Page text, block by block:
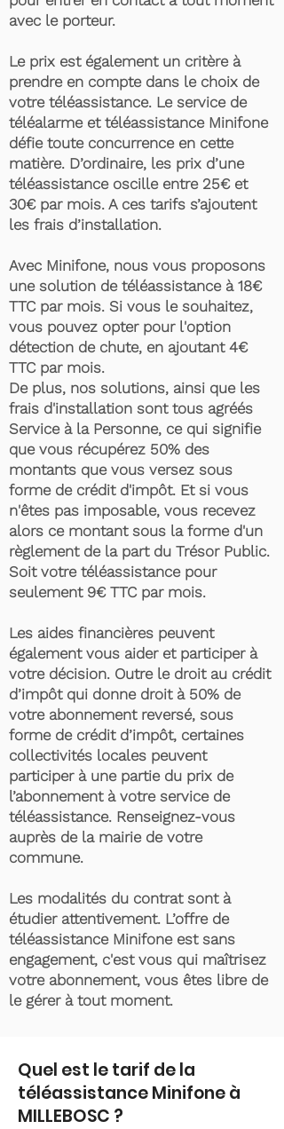
avec le porteur.
Le prix est également un critère à
prendre en compte dans le choix de
votre téléassistance. Le service de
téléalarme et téléassistance Minifone
défie toute concurrence en cette
matière. D’ordinaire, les prix d’une
téléassistance oscille entre 25€ et
30€ par mois. A ces tarifs s’ajoutent
les frais d’installation.
Avec Minifone, nous vous proposons
une solution de téléassistance à 18€
TTC par mois. Si vous le souhaitez,
vous pouvez opter pour l'option
détection de chute, en ajoutant 4€
TTC par mois.
De plus, nos solutions, ainsi que les
frais d'installation sont tous agréés
Service à la Personne, ce qui signifie
que vous récupérez 50% des
montants que vous versez sous
forme de crédit d'impôt. Et si vous
n'êtes pas imposable, vous recevez
alors ce montant sous la forme d'un
règlement de la part du Trésor Public.
Soit votre téléassistance pour
seulement 9€ TTC par mois.
Les aides financières peuvent
également vous aider et participer à
votre décision. Outre le droit au crédit
d’impôt qui donne droit à 50% de
votre abonnement reversé, sous
forme de crédit d’impôt, certaines
collectivités locales peuvent
participer à une partie du prix de
l’abonnement à votre service de
téléassistance. Renseignez-vous
auprès de la mairie de votre
commune.
Les modalités du contrat sont à
étudier attentivement. L’offre de
téléassistance Minifone est sans
engagement, c'est vous qui maîtrisez
votre abonnement, vous êtes libre de
le gérer à tout moment.
Quel est le tarif de la
téléassistance Minifone à
MILLEBOSC ?